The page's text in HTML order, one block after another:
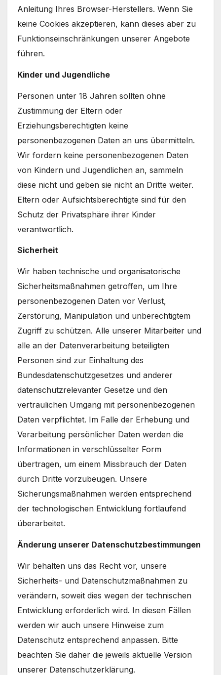
Anleitung Ihres Browser-Herstellers. Wenn Sie
keine Cookies akzeptieren, kann dieses aber zu
Funktionseinschränkungen unserer Angebote
führen.
Kinder und Jugendliche
Personen unter 18 Jahren sollten ohne
Zustimmung der Eltern oder
Erziehungsberechtigten keine
personenbezogenen Daten an uns übermitteln.
Wir fordern keine personenbezogenen Daten
von Kindern und Jugendlichen an, sammeln
diese nicht und geben sie nicht an Dritte weiter.
Eltern oder Aufsichtsberechtigte sind für den
Schutz der Privatsphäre ihrer Kinder
verantwortlich.
Sicherheit
Wir haben technische und organisatorische
Sicherheitsmaßnahmen getroffen, um Ihre
personenbezogenen Daten vor Verlust,
Zerstörung, Manipulation und unberechtigtem
Zugriff zu schützen. Alle unserer Mitarbeiter und
alle an der Datenverarbeitung beteiligten
Personen sind zur Einhaltung des
Bundesdatenschutzgesetzes und anderer
datenschutzrelevanter Gesetze und den
vertraulichen Umgang mit personenbezogenen
Daten verpflichtet. Im Falle der Erhebung und
Verarbeitung persönlicher Daten werden die
Informationen in verschlüsselter Form
übertragen, um einem Missbrauch der Daten
durch Dritte vorzubeugen. Unsere
Sicherungsmaßnahmen werden entsprechend
der technologischen Entwicklung fortlaufend
überarbeitet.
Änderung unserer Datenschutzbestimmungen
Wir behalten uns das Recht vor, unsere
Sicherheits- und Datenschutzmaßnahmen zu
verändern, soweit dies wegen der technischen
Entwicklung erforderlich wird. In diesen Fällen
werden wir auch unsere Hinweise zum
Datenschutz entsprechend anpassen. Bitte
beachten Sie daher die jeweils aktuelle Version
unserer Datenschutzerklärung.